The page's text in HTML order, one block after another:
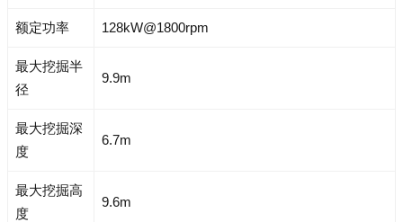
额定功率 128kW@1800rpm
最大挖掘半
径
9.9m
最大挖掘深
度
6.7m
最大挖掘高
度
9.6m